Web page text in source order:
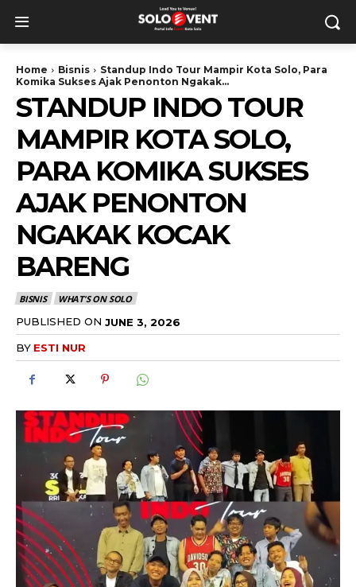
Home Bisnis
Standup Indo Tour Mampir Kota Solo, Para
Komika Sukses Ajak Penonton Ngakak...
STANDUP INDO TOUR
MAMPIR KOTA SOLO,
PARA KOMIKA SUKSES
AJAK PENONTON
NGAKAK KOCAK
BARENG
BISNIS WHAT'S ON SOLO
PUBLISHED ON JUNE 3, 2026
BY ESTI NUR